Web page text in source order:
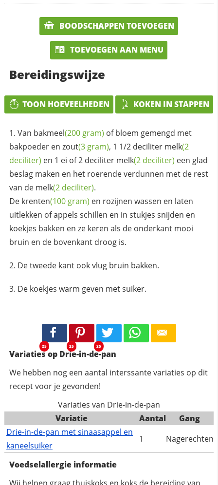
BOODSCHAPPEN TOEVOEGEN
TOEVOEGEN AAN MENU
Bereidingswijze
TOON HOEVEELHEDEN KOKEN IN STAPPEN
Van bakmeel(200 gram) of bloem gemengd met
bakpoeder en zout(3 gram), 1 1/2 deciliter melk(2
deciliter) en 1 ei of 2 deciliter melk(2 deciliter) een glad
beslag maken en het roerende verdunnen met de rest
van de melk(2 deciliter).
De krenten(100 gram) en rozijnen wassen en laten
uitlekken of appels schillen en in stukjes snijden en
koekjes bakken en ze keren als de onderkant mooi
bruin en de bovenkant droog is.
De tweede kant ook vlug bruin bakken.
De koekjes warm geven met suiker.
25 25 25
Variaties op Drie-in-de-pan
We hebben nog een aantal interssante variaties op dit
recept voor je gevonden!
Variaties van Drie-in-de-pan
Variatie
Aantal
Gang
Drie-in-de-pan met sinaasappel en
kaneelsuiker
1 Nagerechten
Voedselallergie informatie